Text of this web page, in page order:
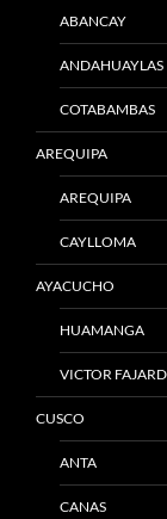
ABANCAY
ANDAHUAYLAS
COTABAMBAS
AREQUIPA
AREQUIPA
CAYLLOMA
AYACUCHO
HUAMANGA
VICTOR
CUSCO
ANTA
CANAS